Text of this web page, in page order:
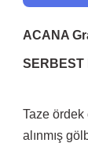
ACANA
SERBEST
Taze ördek
alınmış